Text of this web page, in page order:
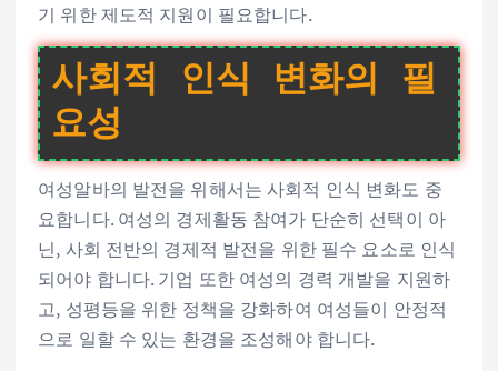
기 위한 제도적 지원이 필요합니다.
사회적 인식 변화의 필
요성
여성알바의 발전을 위해서는 사회적 인식 변화도 중
요합니다. 여성의 경제활동 참여가 단순히 선택이 아
닌, 사회 전반의 경제적 발전을 위한 필수 요소로 인식
되어야 합니다. 기업 또한 여성의 경력 개발을 지원하
고, 성평등을 위한 정책을 강화하여 여성들이 안정적
으로 일할 수 있는 환경을 조성해야 합니다.